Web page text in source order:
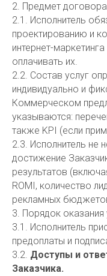
2. Предмет договора
2.1. Исполнитель
проектированию и
интернет-
оплачивать их.
2.2. Состав услуг
индивидуально и
Коммерческом
указываются:
также KPI (если
2.3. Исполнитель не
достижение
результатов
ROMI, количество
рекламных
3. Порядок оказания
3.1. Исполнитель
предоплаты и
3.2. Доступы и
Заказчика.